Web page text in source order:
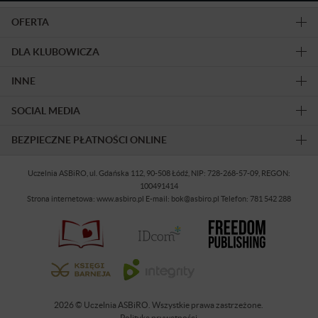
OFERTA
DLA KLUBOWICZA
INNE
SOCIAL MEDIA
BEZPIECZNE PŁATNOŚCI ONLINE
Uczelnia ASBiRO, ul. Gdańska 112, 90-508 Łódź, NIP: 728-268-57-09, REGON:
100491414
Strona internetowa: www.asbiro.pl E-mail: bok@asbiro.pl Telefon: 781 542 288
2026 © Uczelnia ASBiRO. Wszystkie prawa zastrzeżone.